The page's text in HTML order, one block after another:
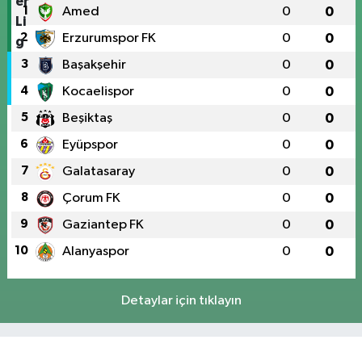
1 Amed 0 0
2 Erzurumspor FK 0 0
3 Başakşehir 0 0
4 Kocaelispor 0 0
5 Beşiktaş 0 0
6 Eyüpspor 0 0
7 Galatasaray 0 0
8 Çorum FK 0 0
9 Gaziantep FK 0 0
10 Alanyaspor 0 0
Detaylar için tıklayın